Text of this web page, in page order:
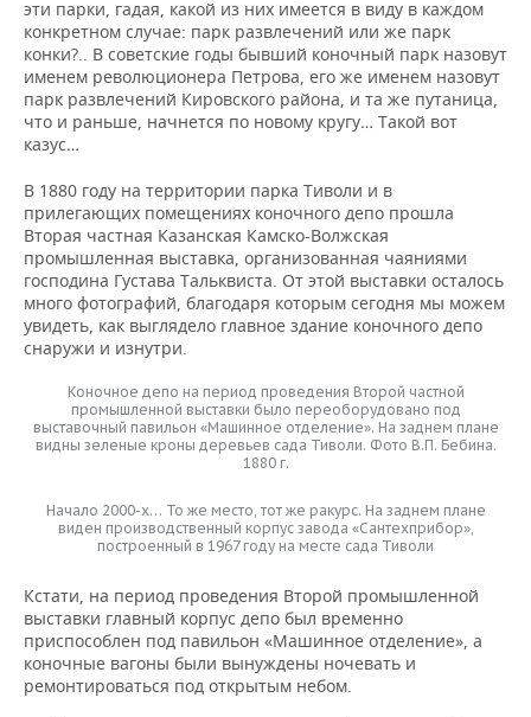
эти парки, гадая, какой из них имеется в виду в каждом
конкретном случае: парк развлечений или же парк
конки?.. В советские годы бывший коночный парк назовут
именем революционера Петрова, его же именем назовут
парк развлечений Кировского района, и та же путаница,
что и раньше, начнется по новому кругу… Такой вот
казус…
В 1880 году на территории парка Тиволи и в
прилегающих помещениях коночного депо прошла
Вторая частная Казанская Камско-Волжская
промышленная выставка, организованная чаяниями
господина Густава Тальквиста. От этой выставки осталось
много фотографий, благодаря которым сегодня мы можем
увидеть, как выглядело главное здание коночного депо
снаружи и изнутри.
Коночное депо на период проведения Второй частной
промышленной выставки было переоборудовано под
выставочный павильон «Машинное отделение». На заднем плане
видны зеленые кроны деревьев сада Тиволи. Фото В.П. Бебина.
1880 г.
Начало 2000-х… То же место, тот же ракурс. На заднем плане
виден производственный корпус завода «Сантехприбор»,
построенный в 1967 году на месте сада Тиволи
Кстати, на период проведения Второй промышленной
выставки главный корпус депо был временно
приспособлен под павильон «Машинное отделение», а
коночные вагоны были вынуждены ночевать и
ремонтироваться под открытым небом.